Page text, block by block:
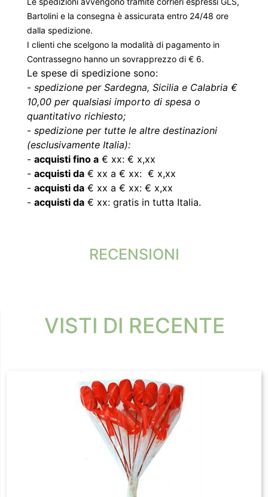
Bartolini e la consegna è assicurata entro 24/48 ore
dalla spedizione.
I clienti che scelgono la modalità di pagamento in
Contrassegno hanno un sovrapprezzo di € 6.
Le spese di spedizione sono:
- spedizione per Sardegna, Sicilia e Calabria €
10,00 per qualsiasi importo di spesa o
quantitativo richiesto;
- spedizione per tutte le altre destinazioni
(esclusivamente Italia):
- acquisti fino a € xx: € x,xx
- acquisti da € xx a € xx: € x,xx
- acquisti da € xx a € xx: € x,xx
- acquisti da € xx: gratis in tutta Italia.
RECENSIONI
VISTI DI RECENTE